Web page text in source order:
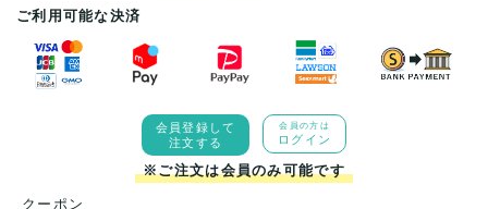
ご利用可能な決済
会員登録して
注文する
会員の方は
ログイン
※ご注文は会員のみ可能です
クーポン